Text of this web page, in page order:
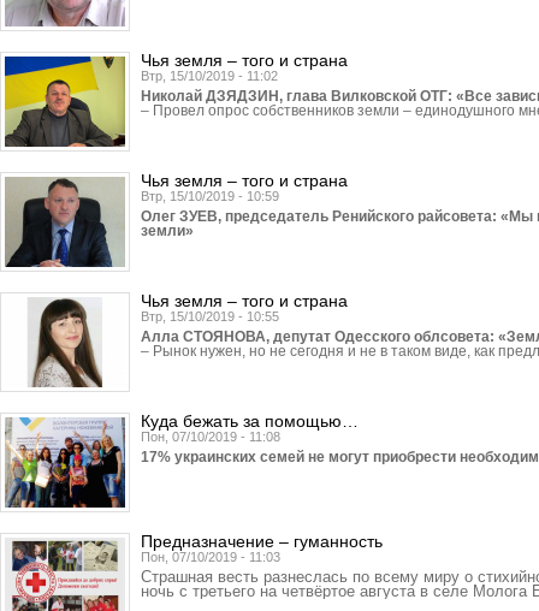
Чья земля – того и страна
Втр, 15/10/2019 - 11:02
Николай ДЗЯДЗИН, глава Вилковской ОТГ: «Все
– Провел опрос собственников земли – единодушного
Чья земля – того и страна
Втр, 15/10/2019 - 10:59
Олег ЗУЕВ, председатель Ренийского райсовета: «Мы
земли»
Чья земля – того и страна
Втр, 15/10/2019 - 10:55
Алла СТОЯНОВА, депутат Одесского облсовета:
– Рынок нужен, но не сегодня и не в таком виде, как
Куда бежать за помощью…
Пон, 07/10/2019 - 11:08
17% украинских семей не могут приобрести
Предназначение – гуманность
Пон, 07/10/2019 - 11:03
Страшная весть разнеслась по всему миру о
ночь с третьего на четвёртое августа в селе Молога